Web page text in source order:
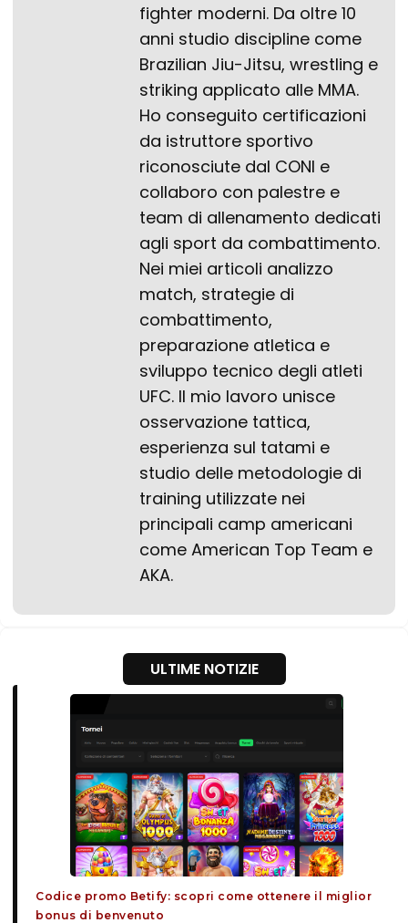
fighter moderni. Da oltre 10
anni studio discipline come
Brazilian Jiu-Jitsu, wrestling e
striking applicato alle MMA.
Ho conseguito certificazioni
da istruttore sportivo
riconosciute dal CONI e
collaboro con palestre e
team di allenamento dedicati
agli sport da combattimento.
Nei miei articoli analizzo
match, strategie di
combattimento,
preparazione atletica e
sviluppo tecnico degli atleti
UFC. Il mio lavoro unisce
osservazione tattica,
esperienza sul tatami e
studio delle metodologie di
training utilizzate nei
principali camp americani
come American Top Team e
AKA.
ULTIME NOTIZIE
Codice promo Betify: scopri come ottenere il miglior
bonus di benvenuto